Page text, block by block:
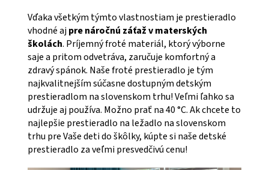
Vďaka všetkým týmto vlastnostiam je prestieradlo
vhodné ajpre náročnú záťaž v materských
školách. Príjemný froté materiál, ktorý výborne
saje a pritom odvetráva, zaručuje komfortný a
zdravý spánok. Naše froté prestieradlo je tým
najkvalitnejším súčasne dostupným detským
prestieradlom na slovenskom trhu! Veľmi ľahko sa
udržuje aj používa. Možno prať na 40 °C. Ak chcete to
najlepšie prestieradlo na ležadlo na slovenskom
trhu pre Vaše deti do škôlky, kúpte si naše detské
prestieradlo za veľmi presvedčivú cenu!